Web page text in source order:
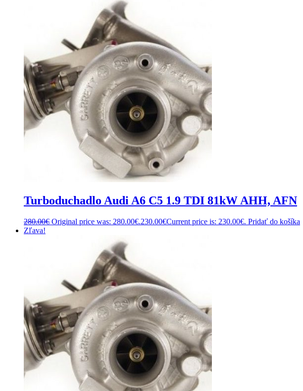
Turboduchadlo Audi A6 C5 1.9 TDI 81kW AHH, AFN
280.00€ Original price was: 280.00€.230.00€Current price is: 230.00€. Pridať do košíka
Zľava!